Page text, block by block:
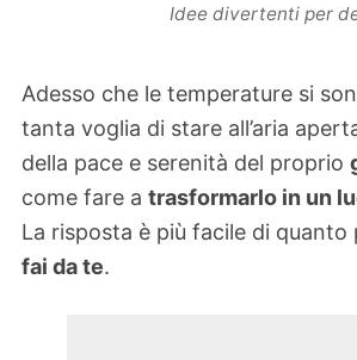
Idee divertenti per
Adesso che le temperature si
tanta voglia di stare all’aria
della pace e serenità del proprio
come fare a trasformarlo in un
La risposta è più facile di quanto
fai da te.